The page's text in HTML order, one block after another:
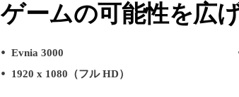
ゲームの可能性を広
Evnia 3000
1920 x 1080（フル HD）